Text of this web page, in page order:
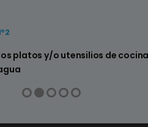
platos y/o utensilios de